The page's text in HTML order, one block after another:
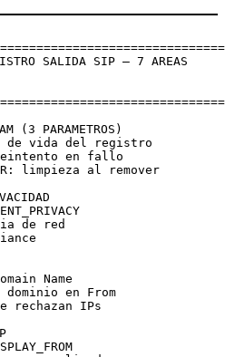
SALIDA SIP — 7 AREAS
(3 PARAMETROS)